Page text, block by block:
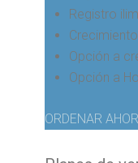
Registro
Opción a
Opción a
ORDENAR